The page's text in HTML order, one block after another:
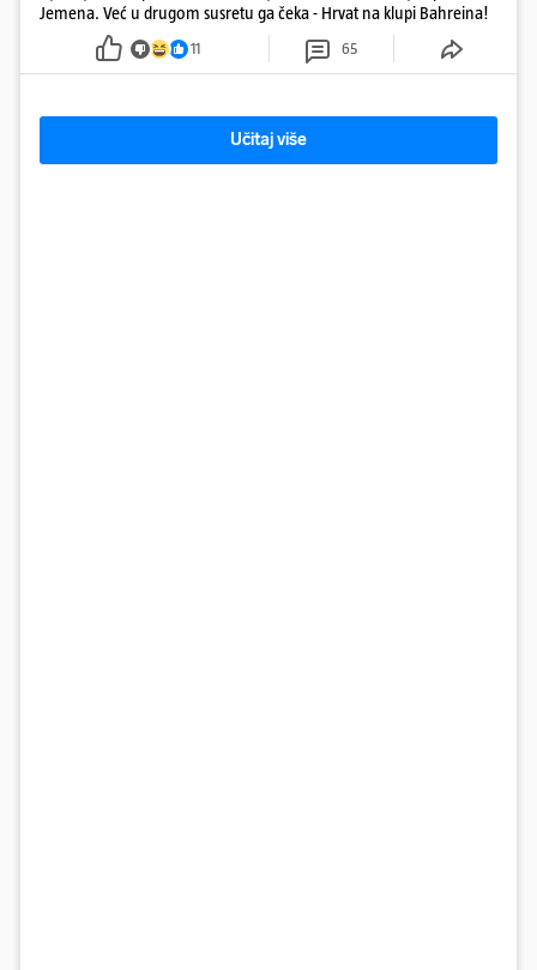
Jemena. Već u drugom susretu ga čeka - Hrvat na klupi Bahreina!
11 65
Učitaj više